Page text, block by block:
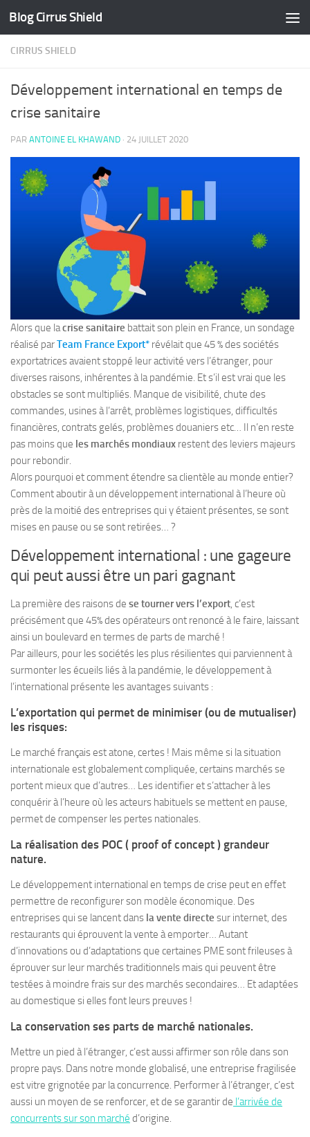
Skip to content
Blog Cirrus Shield
CIRRUS SHIELD
Développement international en temps de
crise sanitaire
PAR ANTOINE EL KHAWAND · 24 JUILLET 2020
Alors que lacrise sanitaire battait son plein en France, un sondage
réalisé parTeam France Export* révélait que 45 % des sociétés
exportatrices avaient stoppé leur activité vers l’étranger, pour
diverses raisons, inhérentes à la pandémie. Et s’il est vrai que les
obstacles se sont multipliés. Manque de visibilité, chute des
commandes, usines à l’arrêt, problèmes logistiques, difficultés
financières, contrats gelés, problèmes douaniers etc… Il n’en reste
pas moins que les marchés mondiaux restent des leviers majeurs
pour rebondir.
Alors pourquoi et comment étendre sa clientèle au monde entier?
Comment aboutir à un développement international à l’heure où
près de la moitié des entreprises qui y étaient présentes, se sont
mises en pause ou se sont retirées… ?
Développement international : une gageure
qui peut aussi être un pari gagnant
La première des raisons de se tourner vers l’export, c’est
précisément que 45% des opérateurs ont renoncé à le faire, laissant
ainsi un boulevard en termes de parts de marché !
Par ailleurs, pour les sociétés les plus résilientes qui parviennent à
surmonter les écueils liés à la pandémie, le développement à
l’international présente les avantages suivants :
L’exportation qui permet de minimiser (ou de mutualiser)
les risques:
Le marché français est atone, certes ! Mais même si la situation
internationale est globalement compliquée, certains marchés se
portent mieux que d’autres… Les identifier et s’attacher à les
conquérir à l’heure où les acteurs habituels se mettent en pause,
permet de compenser les pertes nationales.
La réalisation des POC ( proof of concept ) grandeur
nature.
Le développement international en temps de crise peut en effet
permettre de reconfigurer son modèle économique. Des
entreprises qui se lancent dans la vente directe sur internet, des
restaurants qui éprouvent la vente à emporter… Autant
d’innovations ou d’adaptations que certaines PME sont frileuses à
éprouver sur leur marchés traditionnels mais qui peuvent être
testées à moindre frais sur des marchés secondaires… Et adaptées
au domestique si elles font leurs preuves !
La conservation ses parts de marché nationales.
Mettre un pied à l’étranger, c’est aussi affirmer son rôle dans son
propre pays. Dans notre monde globalisé, une entreprise fragilisée
est vitre grignotée par la concurrence. Performer à l’étranger, c’est
aussi un moyen de se renforcer, et de se garantir de l’arrivée de
concurrents sur son marché d’origine.